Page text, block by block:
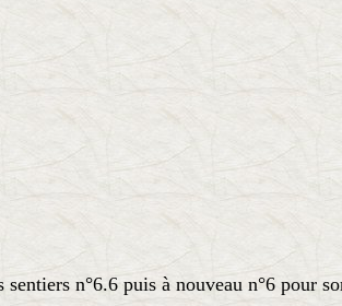
sentiers n°6.6 puis à nouveau n°6 pour